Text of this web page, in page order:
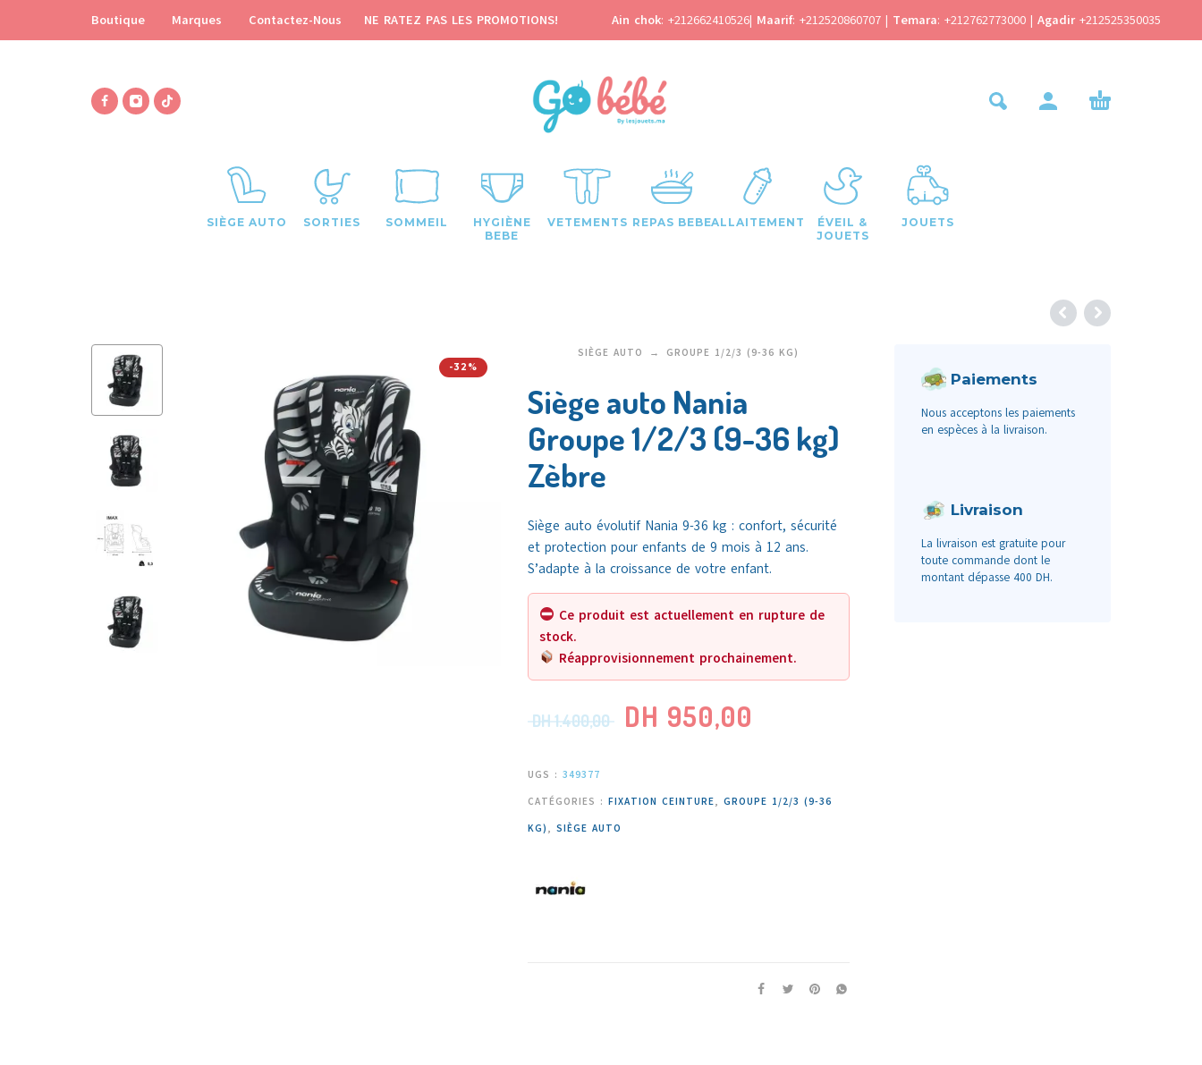
Boutique Marques Contactez-Nous NE RATEZ PAS LES PROMOTIONS! Ain chok: +212662410526| Maarif: +212520860707 | Temara: +212762773000 | Agadir +212525350035
SIÈGE AUTO SORTIES SOMMEIL
HYGIÈNE
BEBE
VETEMENTS REPAS BEBEALLAITEMENT
ÉVEIL &
JOUETS
JOUETS
-32%
SIÈGE AUTO GROUPE 1/2/3 (9-36 KG)
Siège auto Nania
Groupe 1/2/3 (9-36 kg)
Zèbre
Siège auto évolutif Nania 9-36 kg : confort, sécurité
et protection pour enfants de 9 mois à 12 ans.
S’adapte à la croissance de votre enfant.
Ce produit est actuellement en rupture de
stock.
Réapprovisionnement prochainement.
DH1.400,00 DH 950,00
UGS : 349377
CATÉGORIES : FIXATION CEINTURE, GROUPE 1/2/3 (9-36
KG) , SIÈGE AUTO
Paiements
Nous acceptons les paiements
en espèces à la livraison.
Livraison
La livraison est gratuite pour
toute commande dont le
montant dépasse 400 DH.